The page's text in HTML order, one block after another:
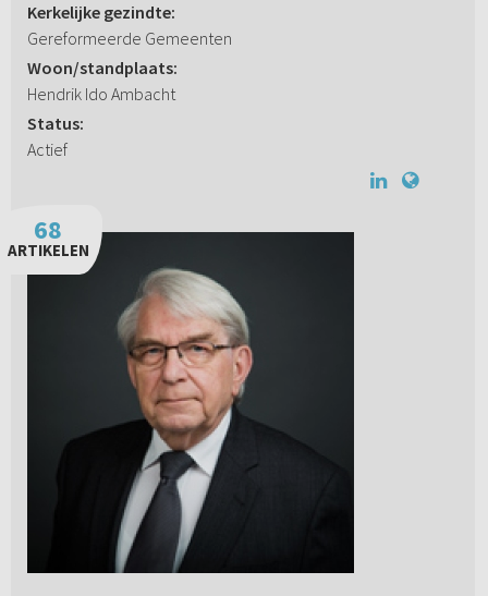
Kerkelijke gezindte:
Gereformeerde Gemeenten
Woon/standplaats:
Hendrik Ido Ambacht
Status:
Actief
68
ARTIKELEN